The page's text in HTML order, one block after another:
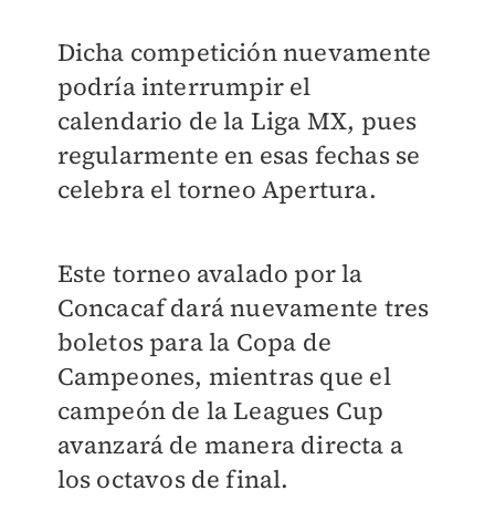
Dicha competición nuevamente
podría interrumpir el
calendario de la Liga MX, pues
regularmente en esas fechas se
celebra el torneo Apertura.
Este torneo avalado por la
Concacaf dará nuevamente tres
boletos para la Copa de
Campeones, mientras que el
campeón de la Leagues Cup
avanzará de manera directa a
los octavos de final.